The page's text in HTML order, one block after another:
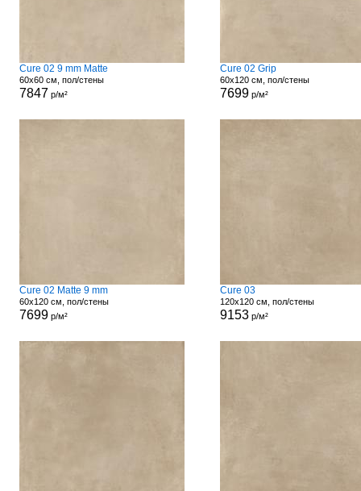
Cure 02 9 mm Matte
60x60 см, пол/стены
7847 р/м²
Cure 02 Grip
60x120 см, пол/стены
7699р/м²
Cure 02 Matte 9 mm
60x120 см, пол/стены
7699р/м²
Cure 03
120x120 см, пол/стены
9153р/м²